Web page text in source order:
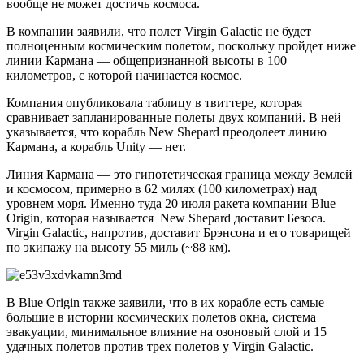
вообще не может достичь космоса.
В компании заявили, что полет Virgin Galactic не будет
полноценным космическим полетом, поскольку пройдет ниже
линии Кармана — общепризнанной высоты в 100
километров, с которой начинается космос.
Компания опубликовала таблицу в твиттере, которая
сравнивает запланированные полеты двух компаний. В ней
указывается, что корабль New Shepard преодолеет линию
Кармана, а корабль Unity — нет.
Линия Кармана — это гипотетическая граница между Землей
и космосом, примерно в 62 милях (100 километрах) над
уровнем моря. Именно туда 20 июля ракета компании Blue
Origin, которая называется New Shepard доставит Безоса.
Virgin Galactic, напротив, доставит Брэнсона и его товарищей
по экипажу на высоту 55 миль (~88 км).
В Blue Origin также заявили, что в их корабле есть самые
большие в истории космических полетов окна, система
эвакуации, минимальное влияние на озоновый слой и 15
удачных полетов против трех полетов у Virgin Galactic.